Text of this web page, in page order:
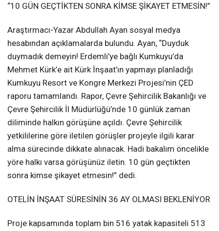
“10 GÜN GEÇTİKTEN SONRA KİMSE ŞİKAYET ETMESİN!”
Araştırmacı-Yazar Abdullah Ayan sosyal medya
hesabından açıklamalarda bulundu. Ayan, “Duyduk
duymadık demeyin! Erdemli’ye bağlı Kumkuyu’da
Mehmet Kürk’e ait Kürk İnşaat’ın yapmayı planladığı
Kumkuyu Resort ve Kongre Merkezi Projesi’nin ÇED
raporu tamamlandı. Rapor, Çevre Şehircilik Bakanlığı ve
Çevre Şehircilik İl Müdürlüğü’nde 10 günlük zaman
diliminde halkın görüşüne açıldı. Çevre Şehircilik
yetkililerine göre iletilen görüşler projeyle ilgili karar
alma sürecinde dikkate alınacak. Hadi bakalım öncelikle
yöre halkı varsa görüşünüz iletin. 10 gün geçtikten
sonra kimse şikayet etmesin!” dedi.
OTELİN İNŞAAT SÜRESİNİN 36 AY OLMASI BEKLENİYOR
Proje kapsamında toplam bin 516 yatak kapasiteli 513